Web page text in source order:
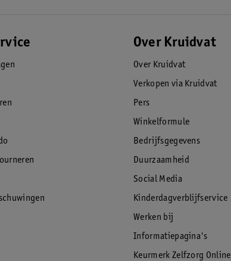
Over Kruidvat
Over Kruidvat
Verkopen via Kruidvat
Pers
Winkelformule
Bedrijfsgegevens
Duurzaamheid
Social Media
Kinderdagverblijfservice
Werken bij
Informatiepagina's
Keurmerk Zelfzorg Online